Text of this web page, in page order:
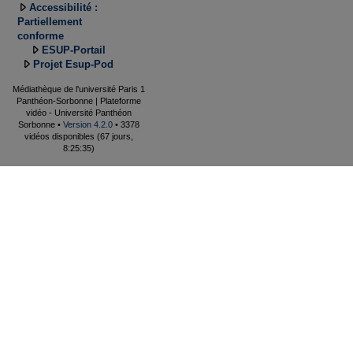
Accessibilité :
Partiellement
conforme
ESUP-Portail
Projet Esup-Pod
Médiathèque de l'université Paris 1
Panthéon-Sorbonne | Plateforme
vidéo - Université Panthéon
Sorbonne • Version 4.2.0 • 3378
vidéos disponibles (67 jours,
8:25:35)